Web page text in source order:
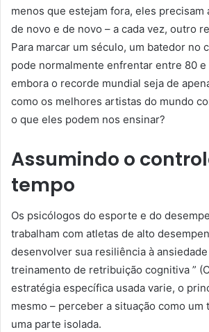
menos que estejam fora, eles precisam
de novo e de novo – a cada vez, outro
Para marcar um século, um batedor no
pode normalmente enfrentar entre 80 e
embora o recorde mundial seja de
como os melhores artistas do mundo
o que eles podem nos ensinar?
Assumindo o
tempo
Os psicólogos do esporte e do
trabalham com atletas de alto
desenvolver sua resiliência à
treinamento de retribuição cognitiva ”
estratégia específica usada varie, o
mesmo – perceber a situação como um
uma parte isolada.